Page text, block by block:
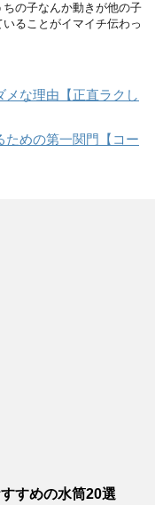
の子なんか動きが他の子
ることがイマイチ伝わっ
メな理由【正直ラクし
ための第一関門【コー
すめの水筒20選